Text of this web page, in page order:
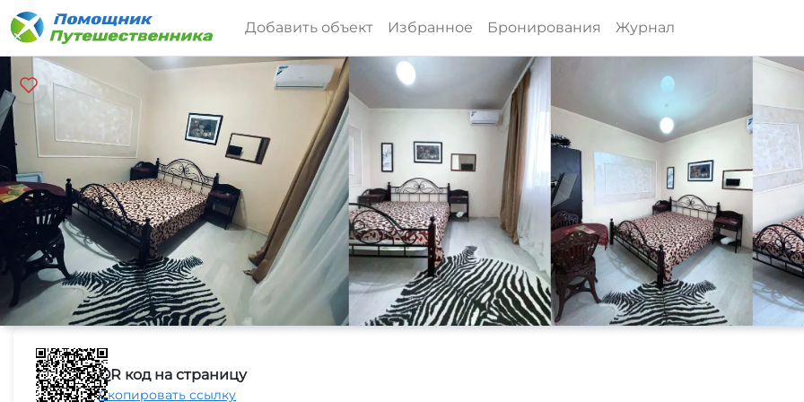
Добавить объект Избранное Бронирования Журнал
QR код на страницу
Скопировать ссылку